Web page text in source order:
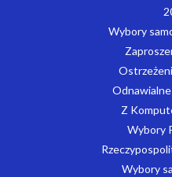
Wybory
Z
Wybory
Wybory